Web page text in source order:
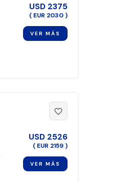
USD 2375
( EUR 2030 )
VER MÁS
favorite_border
USD 2526
( EUR 2159 )
VER MÁS